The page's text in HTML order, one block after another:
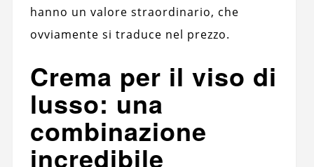
hanno un valore straordinario, che
ovviamente si traduce nel prezzo.
Crema per il viso di
lusso: una
combinazione
incredibile